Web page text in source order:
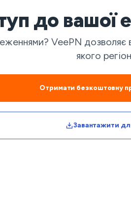
до вашої
VeePN
якого
Отримати безкоштовну
Завантажити